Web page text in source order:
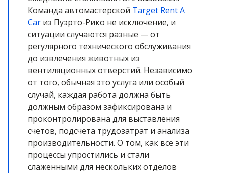
Команда автомастерской Target Rent A
Car из Пуэрто-Рико не исключение, и
ситуации случаются разные — от
регулярного технического обслуживания
до извлечения животных из
вентиляционных отверстий. Независимо
от того, обычная это услуга или особый
случай, каждая работа должна быть
должным образом зафиксирована и
проконтролирована для выставления
счетов, подсчета трудозатрат и анализа
производительности. О том, как все эти
процессы упростились и стали
слаженными для нескольких отделов